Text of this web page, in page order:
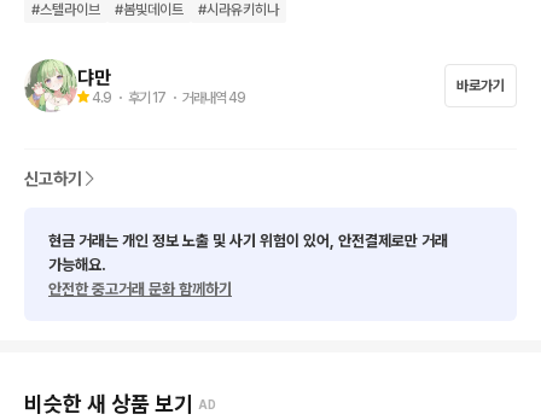
#스텔라이브 #봄빛데이트 #시라유키히나
댜만
4.9 ・ 후기 17 ・ 거래내역 49
바로가기
신고하기
현금 거래는 개인 정보 노출 및 사기 위험이 있어, 안전결제로만 거래
가능해요.
안전한 중고거래 문화 함께하기
비슷한 새 상품 보기 AD